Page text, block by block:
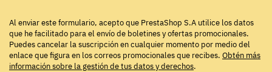
Al enviar este formulario, acepto que PrestaShop S.A utilice los datos
que he facilitado para el envío de boletines y ofertas promocionales.
Puedes cancelar la suscripción en cualquier momento por medio del
enlace que figura en los correos promocionales que recibes. Obtén más
información sobre la gestión de tus datos y derechos.